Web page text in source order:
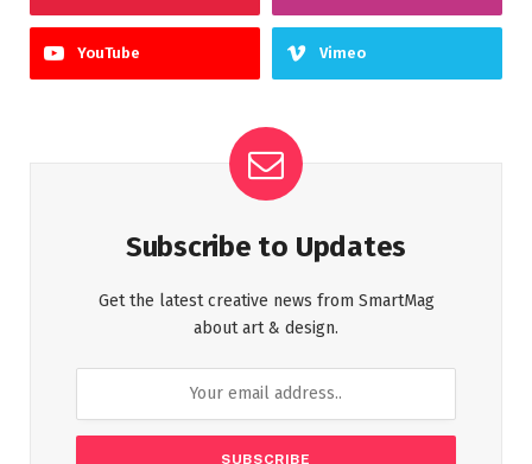
YouTube Vimeo
Subscribe to Updates
Get the latest creative news from SmartMag
about art & design.